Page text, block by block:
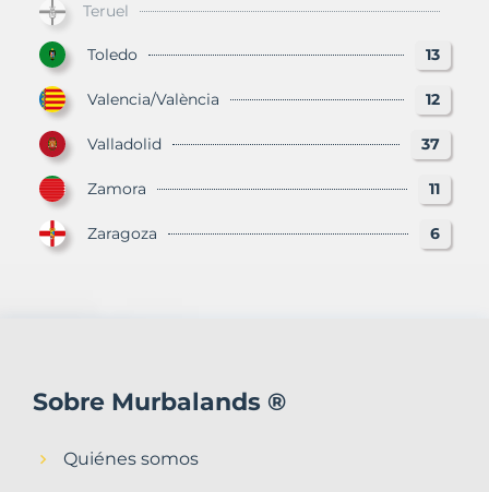
Teruel
Toledo 13
Valencia/València 12
Valladolid 37
Zamora 11
Zaragoza 6
Sobre Murbalands ®
Quiénes somos